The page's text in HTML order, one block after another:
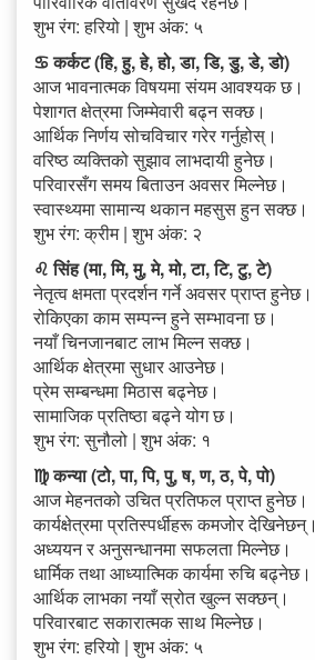
शुभ रंग: हरियो | शुभ अंक: ५
♋ कर्कट (हि, हु, हे, हो, डा, डि, डु, डे, डो)
आज भावनात्मक विषयमा संयम आवश्यक छ।
पेशागत क्षेत्रमा जिम्मेवारी बढ्न सक्छ।
आर्थिक निर्णय सोचविचार गरेर गर्नुहोस्।
वरिष्ठ व्यक्तिको सुझाव लाभदायी हुनेछ।
परिवारसँग समय बिताउन अवसर मिल्नेछ।
स्वास्थ्यमा सामान्य थकान महसुस हुन सक्छ।
शुभ रंग: क्रीम | शुभ अंक: २
♌ सिंह (मा, मि, मु, मे, मो, टा, टि, टु, टे)
नेतृत्व क्षमता प्रदर्शन गर्ने अवसर प्राप्त हुनेछ।
रोकिएका काम सम्पन्न हुने सम्भावना छ।
नयाँ चिनजानबाट लाभ मिल्न सक्छ।
आर्थिक क्षेत्रमा सुधार आउनेछ।
प्रेम सम्बन्धमा मिठास बढ्नेछ।
सामाजिक प्रतिष्ठा बढ्ने योग छ।
शुभ रंग: सुनौलो | शुभ अंक: १
♍ कन्या (टो, पा, पि, पु, ष, ण, ठ, पे, पो)
आज मेहनतको उचित प्रतिफल प्राप्त हुनेछ।
कार्यक्षेत्रमा प्रतिस्पर्धीहरू कमजोर देखिनेछन्।
अध्ययन र अनुसन्धानमा सफलता मिल्नेछ।
धार्मिक तथा आध्यात्मिक कार्यमा रुचि बढ्नेछ।
आर्थिक लाभका नयाँ स्रोत खुल्न सक्छन्।
परिवारबाट सकारात्मक साथ मिल्नेछ।
शुभ रंग: हरियो | शुभ अंक: ५